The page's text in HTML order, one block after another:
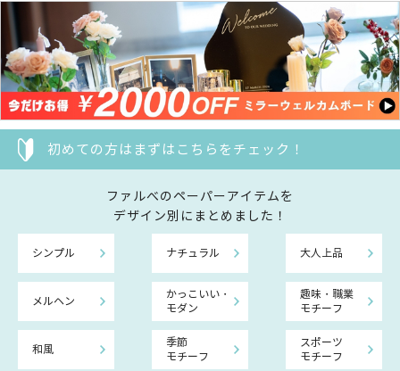
初めての方はまずはこちらをチェック！
ファルべのペーパーアイテムを
デザイン別にまとめました！
シンプル ナチュラル 大人上品
メルヘン
かっこいい・
モダン
趣味・職業
モチーフ
和風
季節
モチーフ
スポーツ
モチーフ